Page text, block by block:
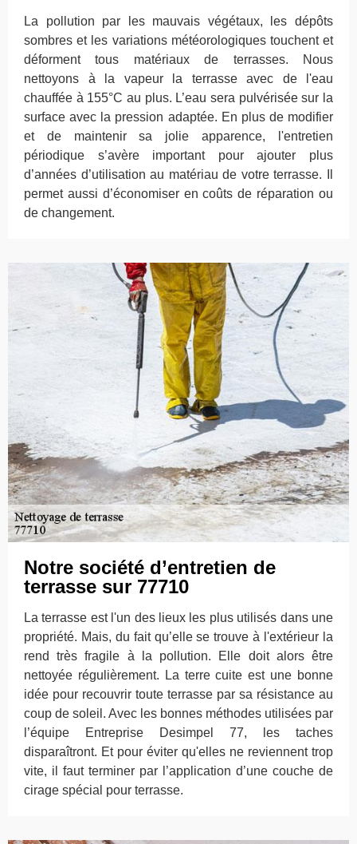
La pollution par les mauvais végétaux, les dépôts
sombres et les variations météorologiques touchent et
déforment tous matériaux de terrasses. Nous
nettoyons à la vapeur la terrasse avec de l'eau
chauffée à 155°C au plus. L’eau sera pulvérisée sur la
surface avec la pression adaptée. En plus de modifier
et de maintenir sa jolie apparence, l'entretien
périodique s’avère important pour ajouter plus
d’années d’utilisation au matériau de votre terrasse. Il
permet aussi d’économiser en coûts de réparation ou
de changement.
Notre société d’entretien de
terrasse sur 77710
La terrasse est l'un des lieux les plus utilisés dans une
propriété. Mais, du fait qu’elle se trouve à l'extérieur la
rend très fragile à la pollution. Elle doit alors être
nettoyée régulièrement. La terre cuite est une bonne
idée pour recouvrir toute terrasse par sa résistance au
coup de soleil. Avec les bonnes méthodes utilisées par
l’équipe Entreprise Desimpel 77, les taches
disparaîtront. Et pour éviter qu'elles ne reviennent trop
vite, il faut terminer par l’application d’une couche de
cirage spécial pour terrasse.